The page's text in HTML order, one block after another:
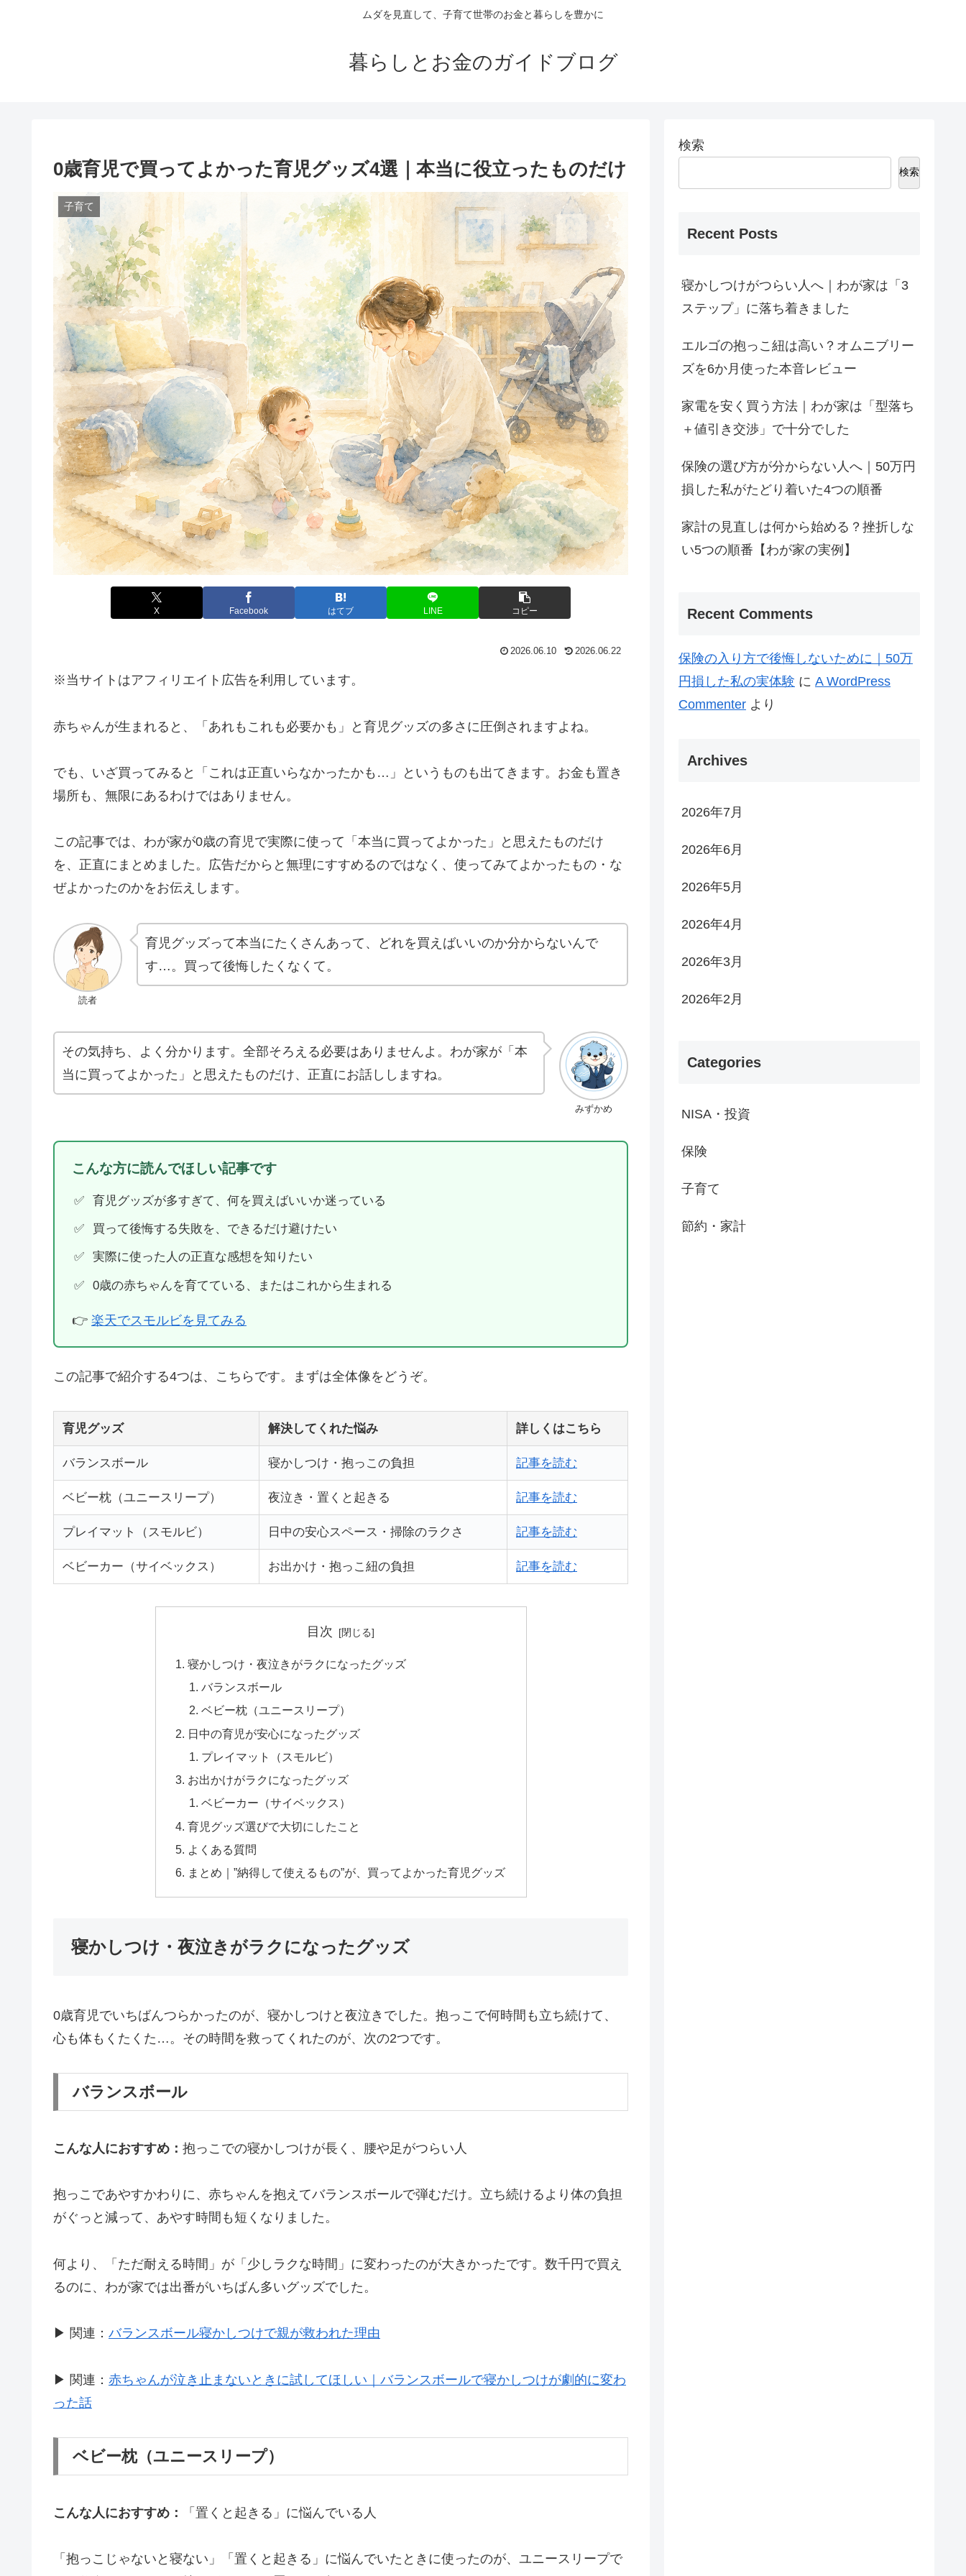
ムダを見直して、子育て世帯のお金と暮らしを豊かに
暮らしとお金のガイドブログ
0歳育児で買ってよかった育児グッズ4選｜本当に役立ったものだけ
子育て
X Facebook はてブ LINE コピー
2026.06.10 2026.06.22
※当サイトはアフィリエイト広告を利用しています。
赤ちゃんが生まれると、「あれもこれも必要かも」と育児グッズの多さに圧倒されますよね。
でも、いざ買ってみると「これは正直いらなかったかも…」というものも出てきます。お金も置き
場所も、無限にあるわけではありません。
この記事では、わが家が0歳の育児で実際に使って「本当に買ってよかった」と思えたものだけ
を、正直にまとめました。広告だからと無理にすすめるのではなく、使ってみてよかったもの・な
ぜよかったのかをお伝えします。
読者
育児グッズって本当にたくさんあって、どれを買えばいいのか分からないんで
す…。買って後悔したくなくて。
みずかめ
その気持ち、よく分かります。全部そろえる必要はありませんよ。わが家が「本
当に買ってよかった」と思えたものだけ、正直にお話ししますね。
こんな方に読んでほしい記事です
育児グッズが多すぎて、何を買えばいいか迷っている
買って後悔する失敗を、できるだけ避けたい
実際に使った人の正直な感想を知りたい
0歳の赤ちゃんを育てている、またはこれから生まれる
👉 楽天でスモルビを見てみる
この記事で紹介する4つは、こちらです。まずは全体像をどうぞ。
育児グッズ 解決してくれた悩み 詳しくはこちら
バランスボール 寝かしつけ・抱っこの負担 記事を読む
ベビー枕（ユニースリープ） 夜泣き・置くと起きる 記事を読む
プレイマット（スモルビ） 日中の安心スペース・掃除のラクさ 記事を読む
ベビーカー（サイベックス） お出かけ・抱っこ紐の負担 記事を読む
目次
寝かしつけ・夜泣きがラクになったグッズ
バランスボール
ベビー枕（ユニースリープ）
日中の育児が安心になったグッズ
プレイマット（スモルビ）
お出かけがラクになったグッズ
ベビーカー（サイベックス）
育児グッズ選びで大切にしたこと
よくある質問
まとめ｜”納得して使えるもの”が、買ってよかった育児グッズ
寝かしつけ・夜泣きがラクになったグッズ
0歳育児でいちばんつらかったのが、寝かしつけと夜泣きでした。抱っこで何時間も立ち続けて、
心も体もくたくた…。その時間を救ってくれたのが、次の2つです。
バランスボール
こんな人におすすめ： 抱っこでの寝かしつけが長く、腰や足がつらい人
抱っこであやすかわりに、赤ちゃんを抱えてバランスボールで弾むだけ。立ち続けるより体の負担
がぐっと減って、あやす時間も短くなりました。
何より、「ただ耐える時間」が「少しラクな時間」に変わったのが大きかったです。数千円で買え
るのに、わが家では出番がいちばん多いグッズでした。
▶ 関連： バランスボール寝かしつけで親が救われた理由
▶ 関連： 赤ちゃんが泣き止まないときに試してほしい｜バランスボールで寝かしつけが劇的に変わ
った話
ベビー枕（ユニースリープ）
こんな人におすすめ： 「置くと起きる」に悩んでいる人
「抱っこじゃないと寝ない」「置くと起きる」に悩んでいたときに使ったのが、ユニースリープで
検索
検索
Recent Posts
寝かしつけがつらい人へ｜わが家は「3
ステップ」に落ち着きました
エルゴの抱っこ紐は高い？オムニブリー
ズを6か月使った本音レビュー
家電を安く買う方法｜わが家は「型落ち
＋値引き交渉」で十分でした
保険の選び方が分からない人へ｜50万円
損した私がたどり着いた4つの順番
家計の見直しは何から始める？挫折しな
い5つの順番【わが家の実例】
Recent Comments
保険の入り方で後悔しないために｜50万
円損した私の実体験 に A WordPress
Commenter より
Archives
2026年7月
2026年6月
2026年5月
2026年4月
2026年3月
2026年2月
Categories
NISA・投資
保険
子育て
節約・家計